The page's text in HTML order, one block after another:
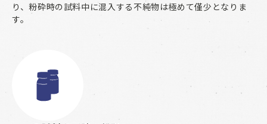
り、粉砕時の試料中に混入する不純物は極めて僅少となりま
す。